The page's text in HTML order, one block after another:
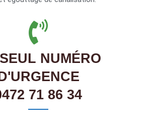
NUMÉRO
71 86 34